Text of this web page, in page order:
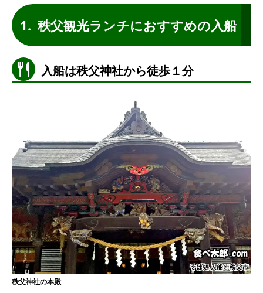
秩父観光ランチにおすすめの入船
入船は秩父神社から徒歩１分
秩父神社の本殿